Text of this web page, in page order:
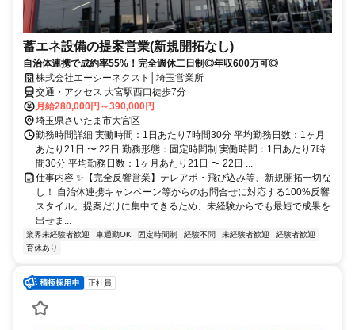
蓄エネ設備の提案営業(新規開拓なし)
自治体連携で成約率55%！完全週休二日制◎年収600万可◎
株式会社エーシーネクスト│埼玉営業所
交通・アクセス 大宮駅西口徒歩7分
月給280,000円～390,000円
埼玉県さいたま市大宮区
勤務時間詳細 実働時間：1日あたり7時間30分 平均勤務日数：1ヶ月
あたり21日 〜 22日 勤務形態：固定時間制 実働時間：1日あたり7時
間30分 平均勤務日数：1ヶ月あたり21日 〜 22日 ...
仕事内容 ✨️【完全反響営業】テレアポ・飛び込み等、新規開拓一切な
し！ 自治体連携キャンペーン等からのお問合せに対応する100%反響
スタイル。提案だけに集中できるため、未経験からでも最短で成果を
出せま...
業界未経験者歓迎 車通勤OK 固定時間制 経験不問 未経験者歓迎
経験者歓迎
育休あり
正社員